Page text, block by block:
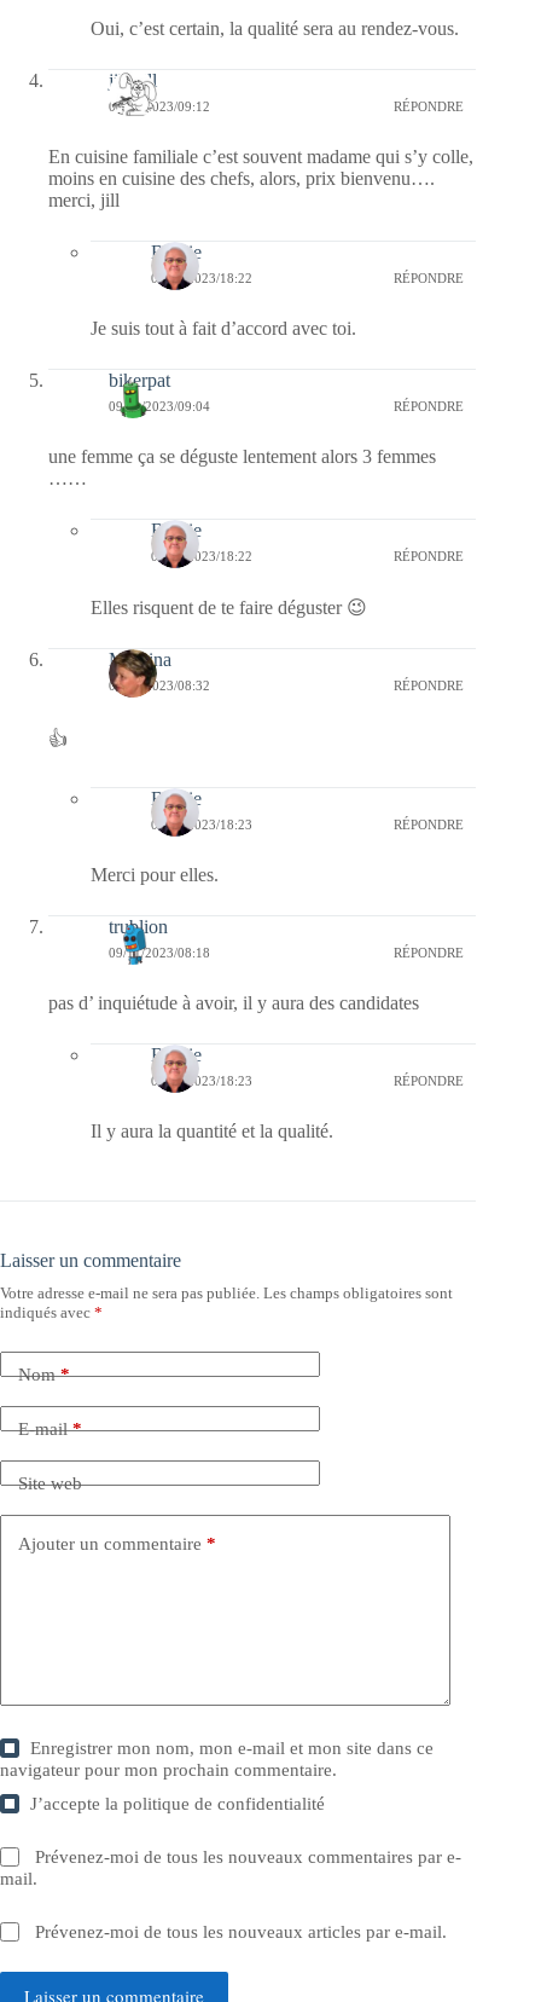
Oui, c’est certain, la qualité sera au rendez-vous.
jill bill
09/11/2023/09:12 RÉPONDRE
En cuisine familiale c’est souvent madame qui s’y colle,
moins en cuisine des chefs, alors, prix bienvenu….
merci, jill
Bernie
09/11/2023/18:22 RÉPONDRE
Je suis tout à fait d’accord avec toi.
bikerpat
09/11/2023/09:04 RÉPONDRE
une femme ça se déguste lentement alors 3 femmes
……
Bernie
09/11/2023/18:22 RÉPONDRE
Elles risquent de te faire déguster 😉
Mamina
09/11/2023/08:32 RÉPONDRE
👍
Bernie
09/11/2023/18:23 RÉPONDRE
Merci pour elles.
trublion
09/11/2023/08:18 RÉPONDRE
pas d’ inquiétude à avoir, il y aura des candidates
Bernie
09/11/2023/18:23 RÉPONDRE
Il y aura la quantité et la qualité.
Laisser un commentaire
Votre adresse e-mail ne sera pas publiée. Les champs obligatoires sont
indiqués avec *
Nom*
E-mail*
Site web
Ajouter un commentaire *
Enregistrer mon nom, mon e-mail et mon site dans ce
navigateur pour mon prochain commentaire.
J’accepte lapolitique de confidentialité
Prévenez-moi de tous les nouveaux commentaires par e-
mail.
Prévenez-moi de tous les nouveaux articles par e-mail.
Laisser un commentaire